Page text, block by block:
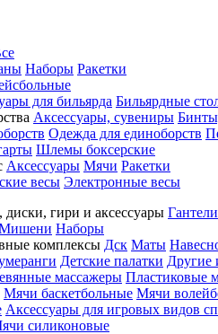
Наборы Ракетки
для бильярда Бильярдные
Аксессуары, сувениры
Одежда для единоборств
Шлемы боксерские
Аксессуары Мячи Ракетки
весы Электронные весы
гири и аксессуары Гантели
Наборы
комплексы Дск Маты
Детские палатки Другие
массажеры Пластиковые
Мячи баскетбольные Мячи
Аксессуары для игровых видов
силиконовые